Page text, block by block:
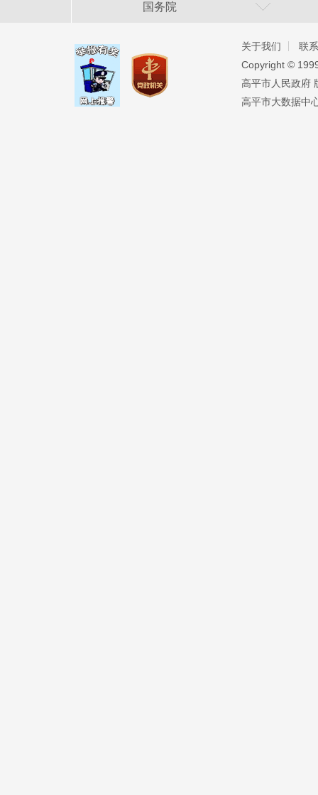
国务院
关于我们
联
Copyright ©️
高平市人民政府
高平市大数据